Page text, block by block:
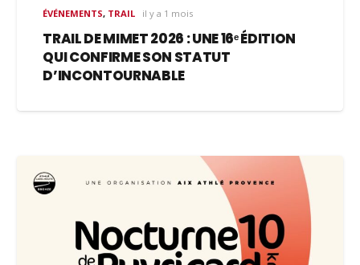
ÉVÉNEMENTS, TRAIL il y a 1 mois
TRAIL DE MIMET 2026 : UNE 16ᵉ ÉDITION
QUI CONFIRME SON STATUT
D’INCONTOURNABLE